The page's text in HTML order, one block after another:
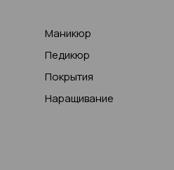
Маникюр
Педикюр
Покрытия
Наращивание